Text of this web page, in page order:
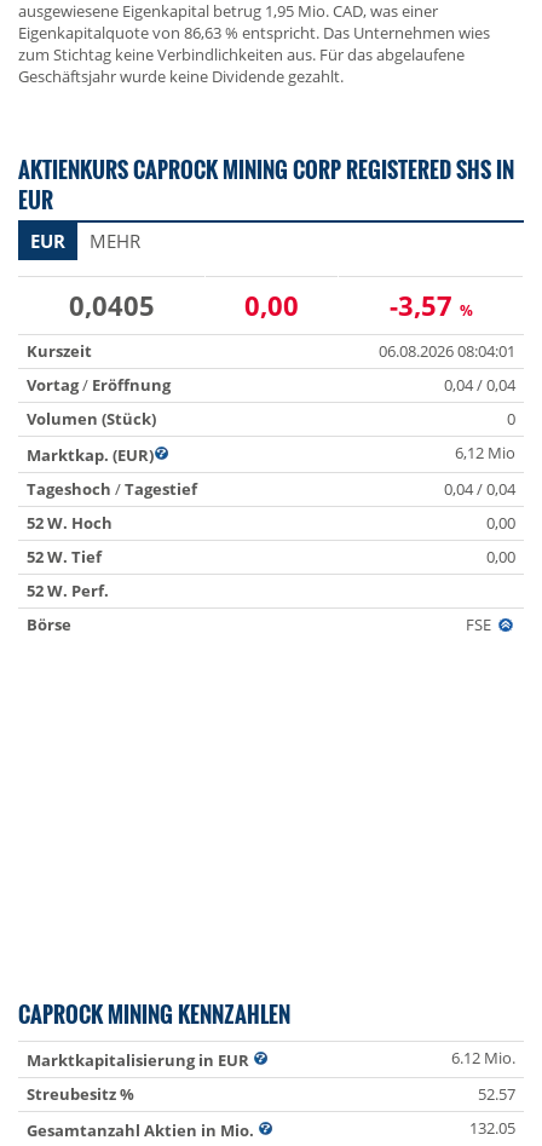
ausgewiesene Eigenkapital betrug 1,95 Mio. CAD, was einer
Eigenkapitalquote von 86,63 % entspricht. Das Unternehmen wies
zum Stichtag keine Verbindlichkeiten aus. Für das abgelaufene
Geschäftsjahr wurde keine Dividende gezahlt.
AKTIENKURS CAPROCK MINING CORP REGISTERED SHS IN
EUR
EUR MEHR
0,0405 0,00 -3,57 %
Kurszeit
06.08.2026 08:04:01
Vortag/ Eröffnung
0,04 / 0,04
Volumen (Stück)
0
Marktkap. (EUR)
6,12 Mio
Tageshoch /Tagestief
0,04 / 0,04
52 W. Hoch
0,00
52 W. Tief
0,00
52 W. Perf.
Börse
FSE
CAPROCK MINING KENNZAHLEN
Marktkapitalisierung in EUR
6.12 Mio.
Streubesitz %
52.57
Gesamtanzahl Aktien in Mio.
132.05